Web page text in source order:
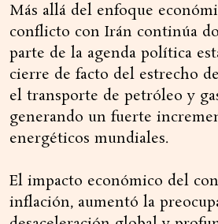
Más allá del enfoque
conflicto con Irán continúa
parte de la agenda política
cierre de facto del estrecho
el transporte de petróleo y
generando un fuerte
energéticos mundiales.
El impacto económico del
inflación, aumentó la